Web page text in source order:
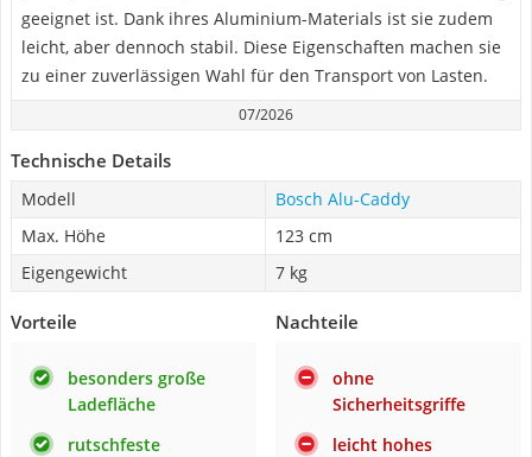
geeignet ist. Dank ihres Aluminium-Materials ist sie zudem
leicht, aber dennoch stabil. Diese Eigenschaften machen sie
zu einer zuverlässigen Wahl für den Transport von Lasten.
07/2026
Technische Details
Modell
Bosch Alu-Caddy
Max. Höhe
123 cm
Eigengewicht
7 kg
Vorteile
besonders große
Ladefläche
rutschfeste
Nachteile
ohne
Sicherheitsgriffe
leicht hohes